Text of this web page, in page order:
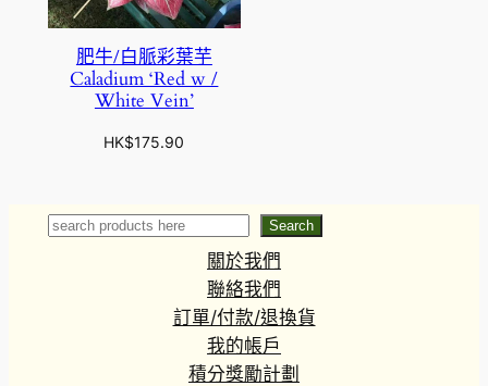
肥牛/白脈彩葉芋
Caladium ‘Red w /
White Vein’
HK$175.90
Search Search
關於我們
聯絡我們
訂單/付款/退換貨
我的帳戶
積分獎勵計劃